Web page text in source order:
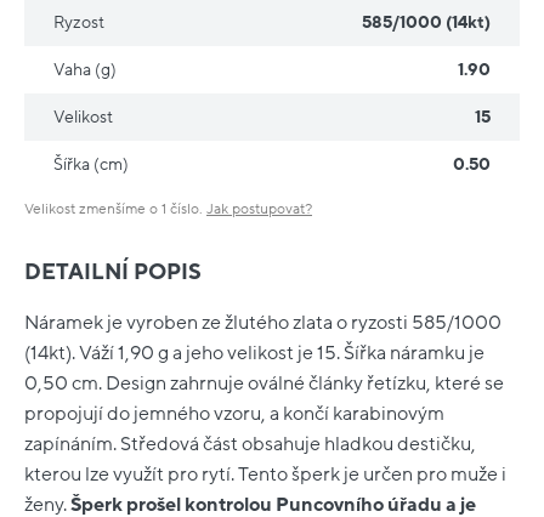
DETAILNÍ POPIS
Náramek je vyroben ze žlutého zlata o ryzosti 585/1000
(14kt). Váží 1,90 g a jeho velikost je 15. Šířka náramku je
0,50 cm. Design zahrnuje oválné články řetízku, které se
propojují do jemného vzoru, a končí karabinovým
zapínáním. Středová část obsahuje hladkou destičku,
kterou lze využít pro rytí. Tento šperk je určen pro muže i
ženy.Šperk prošel kontrolou Puncovního úřadu a je
Ryzost 585/1000 (14kt)
Vaha (g) 1.90
Velikost 15
Šířka (cm) 0.50
Velikost zmenšíme o 1 číslo. Jak postupovat?